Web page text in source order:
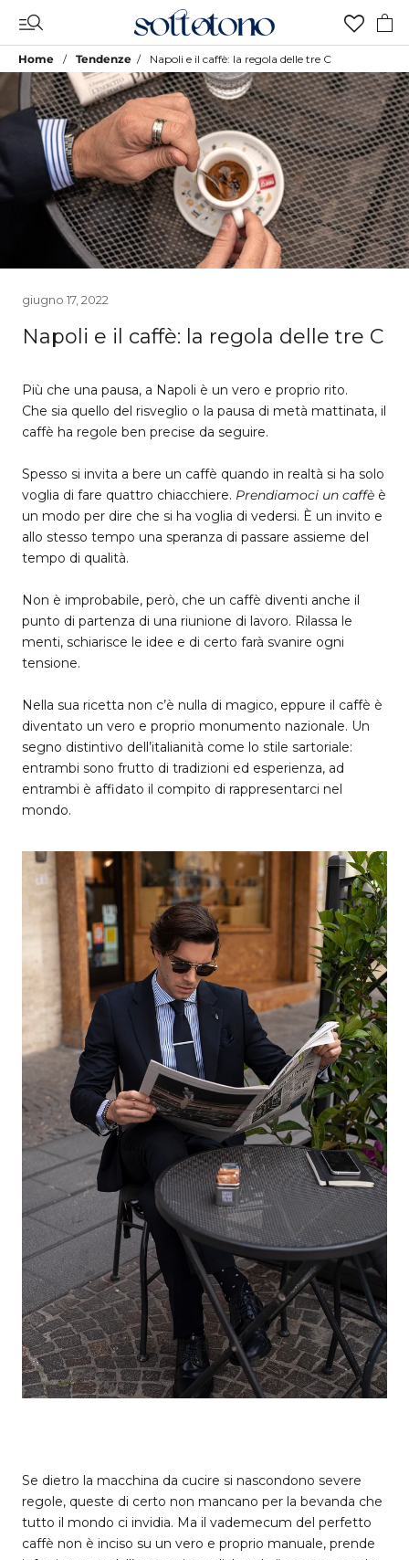
contenuto
Home Tendenze Napoli e il caffè: la regola delle tre C
giugno 17, 2022
Napoli e il caffè: la regola delle tre C
Più che una pausa, a Napoli è un vero e proprio rito.
Che sia quello del risveglio o la pausa di metà mattinata, il
caffè ha regole ben precise da seguire.
Spesso si invita a bere un caffè quando in realtà si ha solo
voglia di fare quattro chiacchiere. Prendiamoci un caffè è
un modo per dire che si ha voglia di vedersi. È un invito e
allo stesso tempo una speranza di passare assieme del
tempo di qualità.
Non è improbabile, però, che un caffè diventi anche il
punto di partenza di una riunione di lavoro. Rilassa le
menti, schiarisce le idee e di certo farà svanire ogni
tensione.
Nella sua ricetta non c’è nulla di magico, eppure il caffè è
diventato un vero e proprio monumento nazionale. Un
segno distintivo dell’italianità come lo stile sartoriale:
entrambi sono frutto di tradizioni ed esperienza, ad
entrambi è affidato il compito di rappresentarci nel
mondo.
Se dietro la macchina da cucire si nascondono severe
regole, queste di certo non mancano per la bevanda che
tutto il mondo ci invidia. Ma il vademecum del perfetto
caffè non è inciso su un vero e proprio manuale, prende